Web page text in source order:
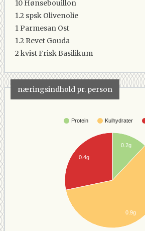
10 Hønsebouillon
1.2 spsk Olivenolie
1Parmesan Ost
1.2 Revet Gouda
2 kvistFrisk Basilikum
næringsindhold pr. person
Protein Kulhydrater
0.2g
0.4g
0.9g